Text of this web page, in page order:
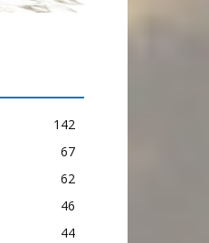
142
67
62
46
44